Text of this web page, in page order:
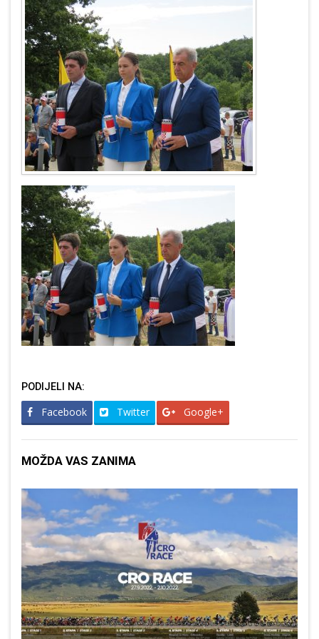
PODIJELI NA:
Facebook Twitter Google+
MOŽDA VAS ZANIMA